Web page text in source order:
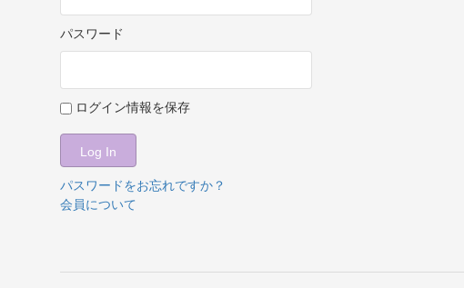
パスワード
ログイン情報を保存
パスワードをお忘れですか？
会員について